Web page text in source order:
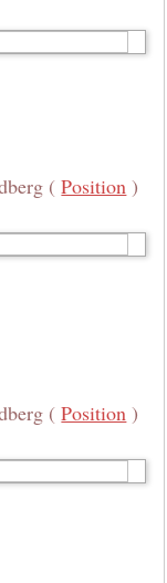
(Position )
(Position )